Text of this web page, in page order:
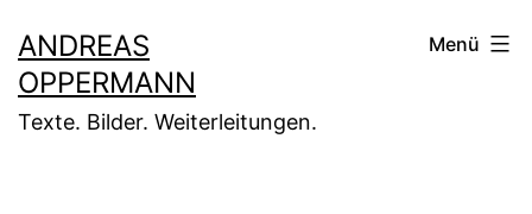
Inhalt
springen
ANDREAS
OPPERMANN
Texte. Bilder. Weiterleitungen.
Menü